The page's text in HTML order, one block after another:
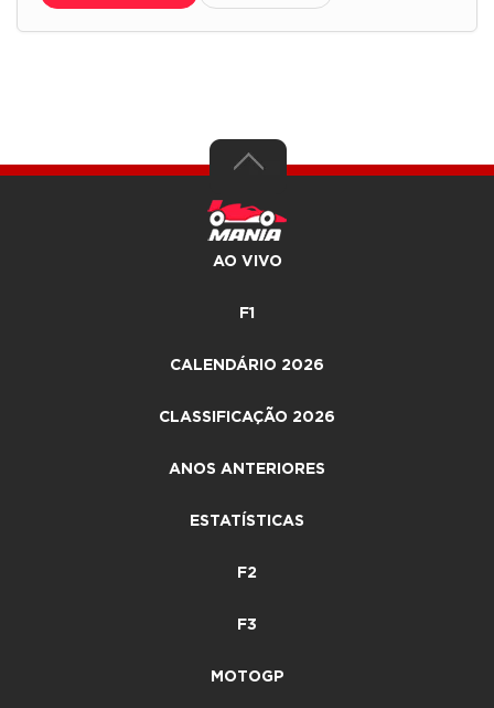
AO VIVO
F1
CALENDÁRIO 2026
CLASSIFICAÇÃO 2026
ANOS ANTERIORES
ESTATÍSTICAS
F2
F3
MOTOGP